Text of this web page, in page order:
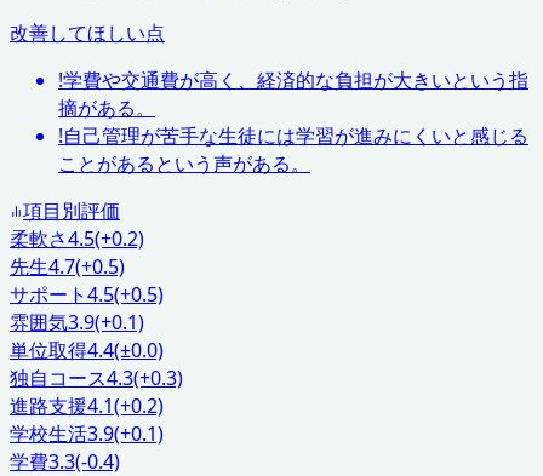
改善してほしい点
!学費や交通費が高く、経済的な負担が大きいという指
摘がある。
!自己管理が苦手な生徒には学習が進みにくいと感じる
ことがあるという声がある。
項目別評価
柔軟さ4.5(+0.2)
先生4.7(+0.5)
サポート4.5(+0.5)
雰囲気3.9(+0.1)
単位取得4.4(±0.0)
独自コース4.3(+0.3)
進路支援4.1(+0.2)
学校生活3.9(+0.1)
学費3.3(-0.4)